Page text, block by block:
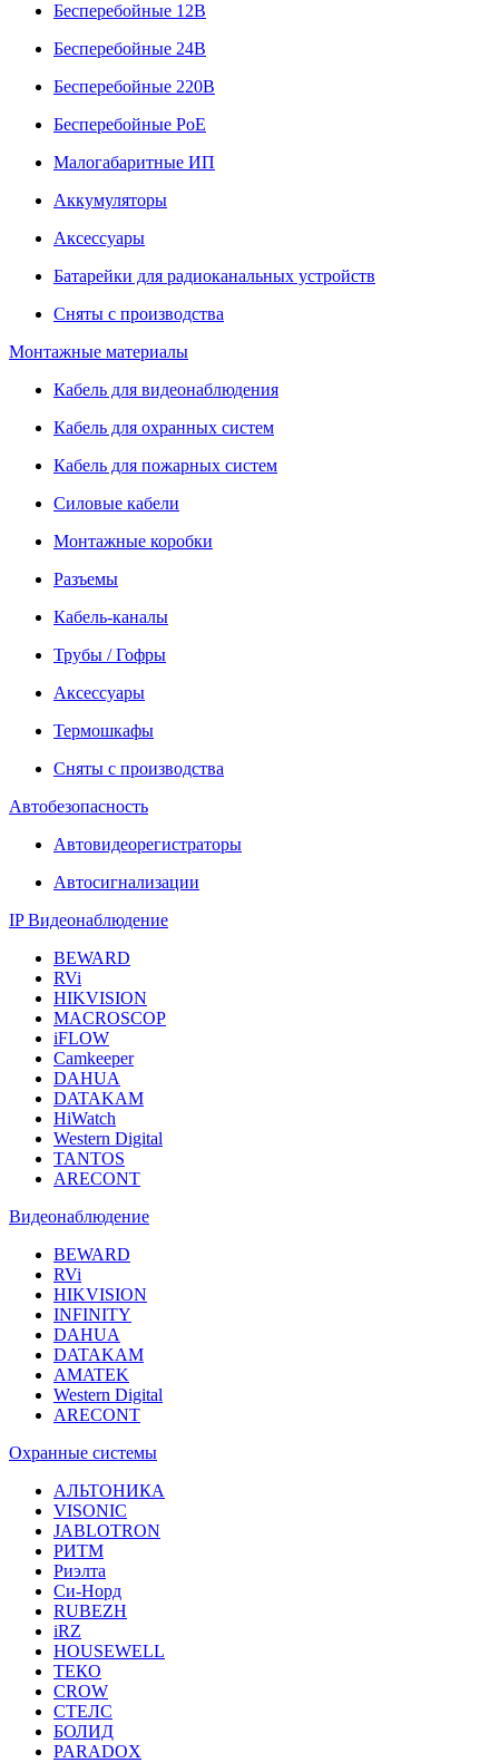
Бесперебойные 12В
Бесперебойные 24В
Бесперебойные 220В
Бесперебойные PoE
Малогабаритные ИП
Аккумуляторы
Аксессуары
Батарейки для радиоканальных устройств
Сняты с производства
Монтажные материалы
Кабель для видеонаблюдения
Кабель для охранных систем
Кабель для пожарных систем
Силовые кабели
Монтажные коробки
Разъемы
Кабель-каналы
Трубы / Гофры
Аксессуары
Термошкафы
Сняты с производства
Автобезопасность
Автовидеорегистраторы
Автосигнализации
IP Видеонаблюдение
BEWARD
RVi
HIKVISION
MACROSCOP
iFLOW
Camkeeper
DAHUA
DATAKAM
HiWatch
Western Digital
TANTOS
ARECONT
Видеонаблюдение
BEWARD
RVi
HIKVISION
INFINITY
DAHUA
DATAKAM
AMATEK
Western Digital
ARECONT
Охранные системы
АЛЬТОНИКА
VISONIC
JABLOTRON
РИТМ
Риэлта
Си-Норд
RUBEZH
iRZ
HOUSEWELL
ТЕКО
CROW
СТЕЛС
БОЛИД
PARADOX